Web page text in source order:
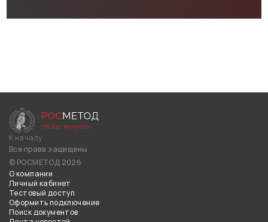
К началу
Все права защищены
© РОСМЕТОД 2026
О компании
Личный кабинет
Тестовый доступ
Оформить подключение
Поиск документов